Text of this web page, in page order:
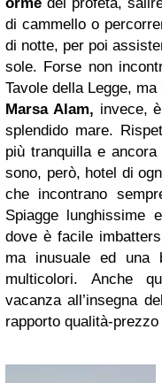
di cammello o
di notte, per poi
sole. Forse non
Tavole della Legge,
Marsa Alam, invece,
splendido mare.
più tranquilla e
sono, però, hotel di
che incontrano
Spiagge lunghissime
dove è facile
ma inusuale ed una
multicolori. Anche
vacanza all’insegna
rapporto qualità-